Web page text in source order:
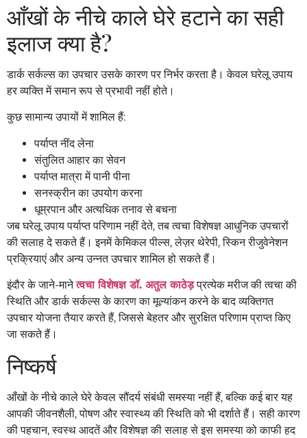
आँखों के नीचे काले घेरे हटाने का सही
इलाज क्या है?
डार्क सर्कल्स का उपचार उसके कारण पर निर्भर करता है। केवल घरेलू उपाय
हर व्यक्ति में समान रूप से प्रभावी नहीं होते।
कुछ सामान्य उपायों में शामिल हैं:
पर्याप्त नींद लेना
संतुलित आहार का सेवन
पर्याप्त मात्रा में पानी पीना
सनस्क्रीन का उपयोग करना
धूम्रपान और अत्यधिक तनाव से बचना
जब घरेलू उपाय पर्याप्त परिणाम नहीं देते, तब त्वचा विशेषज्ञ आधुनिक उपचारों
की सलाह दे सकते हैं। इनमें केमिकल पील्स, लेज़र थेरेपी, स्किन रीजुवेनेशन
प्रक्रियाएं और अन्य उन्नत उपचार शामिल हो सकते हैं।
इंदौर के जाने-मानेत्वचा विशेषज्ञ डॉ. अतुल काठेड़प्रत्येक मरीज की त्वचा की
स्थिति और डार्क सर्कल्स के कारण का मूल्यांकन करने के बाद व्यक्तिगत
उपचार योजना तैयार करते हैं, जिससे बेहतर और सुरक्षित परिणाम प्राप्त किए
जा सकते हैं।
निष्कर्ष
आँखों के नीचे काले घेरे केवल सौंदर्य संबंधी समस्या नहीं हैं, बल्कि कई बार यह
आपकी जीवनशैली, पोषण और स्वास्थ्य की स्थिति को भी दर्शाते हैं। सही कारण
की पहचान, स्वस्थ आदतें और विशेषज्ञ की सलाह से इस समस्या को काफी हद